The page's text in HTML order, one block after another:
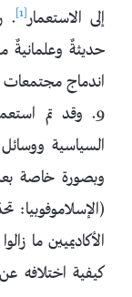
إلى الاستعمار[1]
.
حديثةٌ وعلمانيةٌ
9. وقد تم
السياسية
الأكاديميين ما